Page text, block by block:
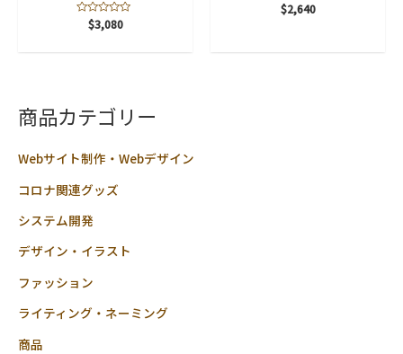
商品カテゴリー
Webサイト制作・Webデザイン
コロナ関連グッズ
システム開発
デザイン・イラスト
ファッション
ライティング・ネーミング
商品
$3,080
$2,640